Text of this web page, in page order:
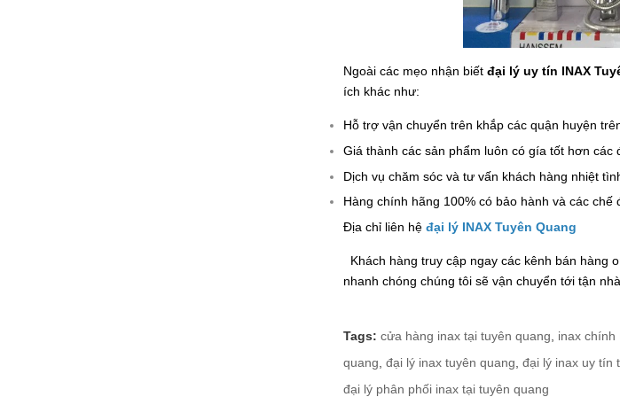
Ngoài các mẹo nhận biết đại lý uy tín INAX
ích khác như:
Hỗ trợ vận chuyển trên khắp các quận huyện
Giá thành các sản phẩm luôn có gía tốt hơn các
Dịch vụ chăm sóc và tư vấn khách hàng nhiệt
Hàng chính hãng 100% có bảo hành và các chế
Địa chỉ liên hệ đại lý INAX Tuyên Quang
Khách hàng truy cập ngay các kênh bán hàng
nhanh chóng chúng tôi sẽ vận chuyển tới tận
Tags: cửa hàng inax tại tuyên quang
inax chính
quang đại lý inax tuyên quang đại lý inax uy tín
đại lý phân phối inax tại tuyên quang